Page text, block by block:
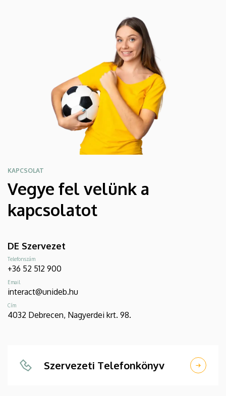
KAPCSOLAT
Vegye fel velünk a
kapcsolatot
DE Szervezet
Telefonszám
+36 52 512 900
Email
interact@unideb.hu
Cím
4032 Debrecen, Nagyerdei krt. 98.
Szervezeti Telefonkönyv